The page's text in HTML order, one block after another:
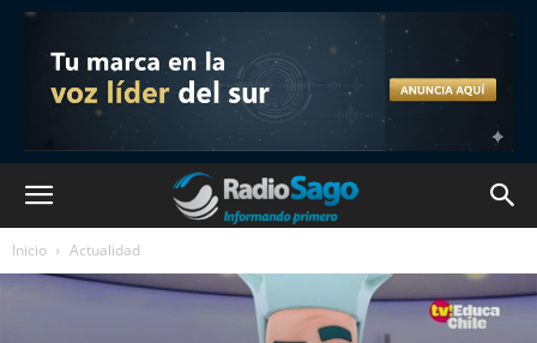
Inicio Actualidad